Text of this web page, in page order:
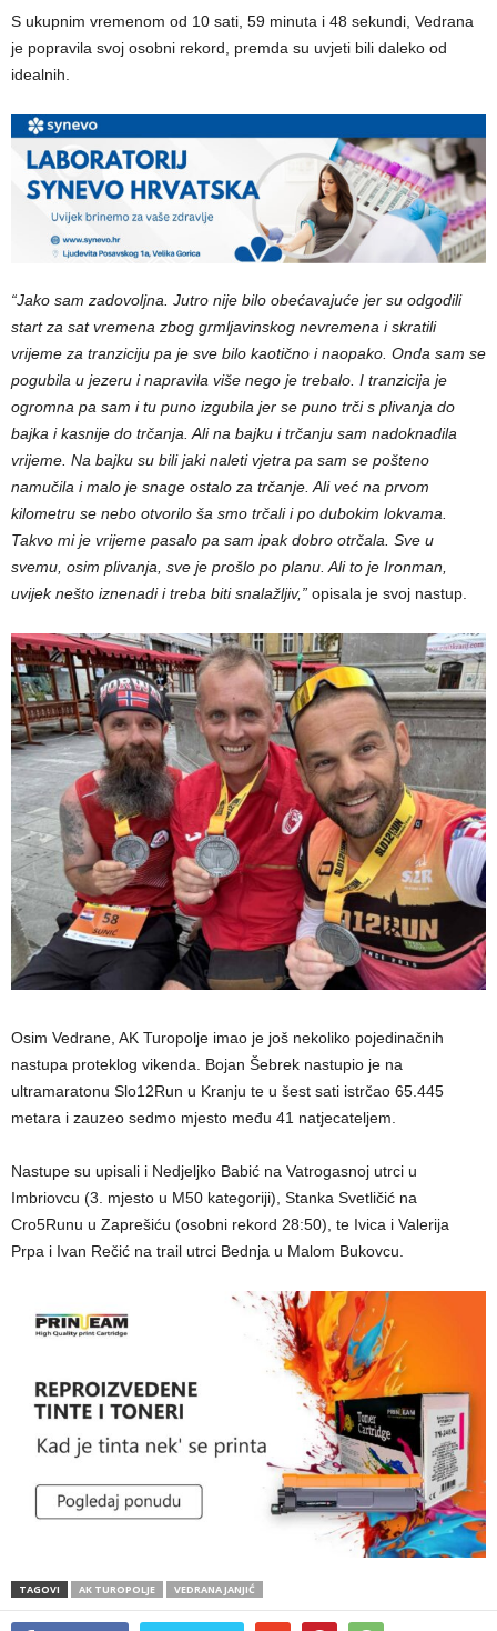
S ukupnim vremenom od 10 sati, 59 minuta i 48 sekundi, Vedrana
je popravila svoj osobni rekord, premda su uvjeti bili daleko od
idealnih.
“Jako sam zadovoljna. Jutro nije bilo obećavajuće jer su odgodili
start za sat vremena zbog grmljavinskog nevremena i skratili
vrijeme za tranziciju pa je sve bilo kaotično i naopako. Onda sam se
pogubila u jezeru i napravila više nego je trebalo. I tranzicija je
ogromna pa sam i tu puno izgubila jer se puno trči s plivanja do
bajka i kasnije do trčanja. Ali na bajku i trčanju sam nadoknadila
vrijeme. Na bajku su bili jaki naleti vjetra pa sam se pošteno
namučila i malo je snage ostalo za trčanje. Ali već na prvom
kilometru se nebo otvorilo ša smo trčali i po dubokim lokvama.
Takvo mi je vrijeme pasalo pa sam ipak dobro otrčala. Sve u
svemu, osim plivanja, sve je prošlo po planu. Ali to je Ironman,
uvijek nešto iznenadi i treba biti snalažljiv,” opisala je svoj nastup.
Osim Vedrane, AK Turopolje imao je još nekoliko pojedinačnih
nastupa proteklog vikenda. Bojan Šebrek nastupio je na
ultramaratonu Slo12Run u Kranju te u šest sati istrčao 65.445
metara i zauzeo sedmo mjesto među 41 natjecateljem.
Nastupe su upisali i Nedjeljko Babić na Vatrogasnoj utrci u
Imbriovcu (3. mjesto u M50 kategoriji), Stanka Svetličić na
Cro5Runu u Zaprešiću (osobni rekord 28:50), te Ivica i Valerija
Prpa i Ivan Rečić na trail utrci Bednja u Malom Bukovcu.
TAGOVI AK TUROPOLJE VEDRANA JANJIĆ